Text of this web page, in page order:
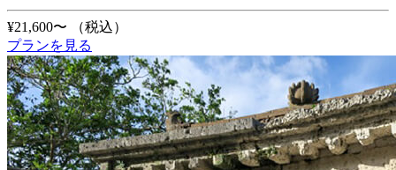
¥21,600〜
（税込）
プランを見る